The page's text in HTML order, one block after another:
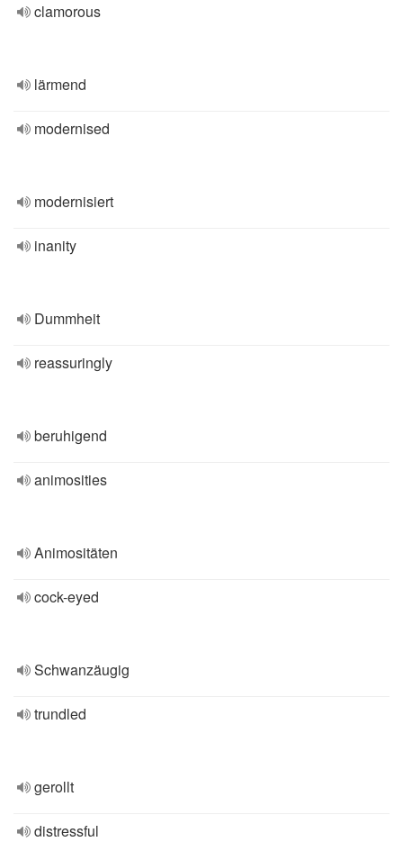
clamorous
lärmend
modernised
modernisiert
inanity
Dummheit
reassuringly
beruhigend
animosities
Animositäten
cock-eyed
Schwanzäugig
trundled
gerollt
distressful